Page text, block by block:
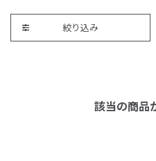
絞り込み
該当の商品